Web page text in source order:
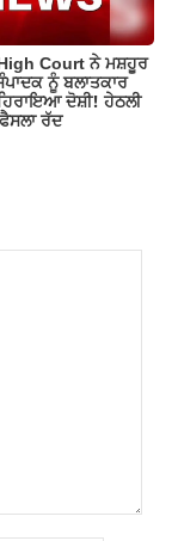
Court ਨੇ ਮਸ਼ਹੂਰ
ਨੂੰ ਬਲਾਤਕਾਰ
ਦੋਸ਼ੀ! ਹੇਠਲੀ
ਰੱਦ